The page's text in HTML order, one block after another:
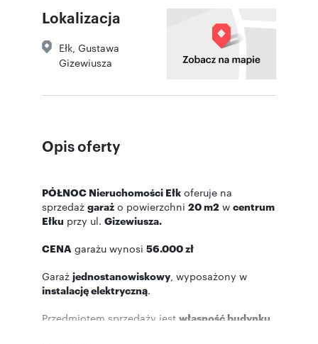
Lokalizacja
Ełk Gustawa
Gizewiusza
Opis oferty
PÓŁNOC Nieruchomości Ełk oferuje na
sprzedaż garaż o powierzchni 20 m2 w centrum
Ełku przy ul. Gizewiusza.
CENA garażu wynosi 56.000 zł
Garaż jednostanowiskowy , wyposażony w
instalację elektryczną.
Przedmiotem sprzedaży jest własność budynku